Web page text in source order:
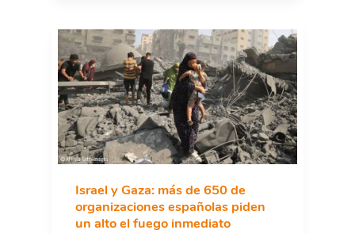
una
propuesta
para
una
PNL
que
contribuya
al
el
fuego
permanente
Israel y Gaza: más de 650 de
organizaciones españolas piden
un alto el fuego inmediato